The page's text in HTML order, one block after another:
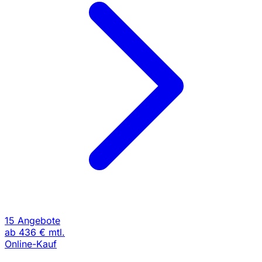
15 Angebote
ab 436 € mtl.
Online-Kauf